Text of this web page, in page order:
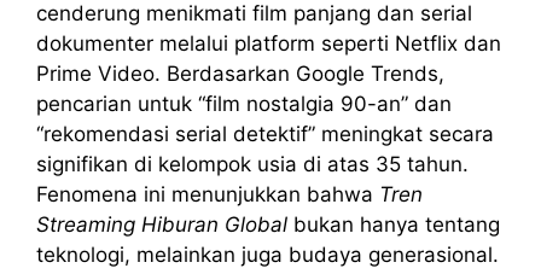
cenderung menikmati film panjang dan serial
dokumenter melalui platform seperti Netflix dan
Prime Video. Berdasarkan Google Trends,
pencarian untuk “film nostalgia 90-an” dan
“rekomendasi serial detektif” meningkat secara
signifikan di kelompok usia di atas 35 tahun.
Fenomena ini menunjukkan bahwa Tren
Streaming Hiburan Global bukan hanya tentang
teknologi, melainkan juga budaya generasional.